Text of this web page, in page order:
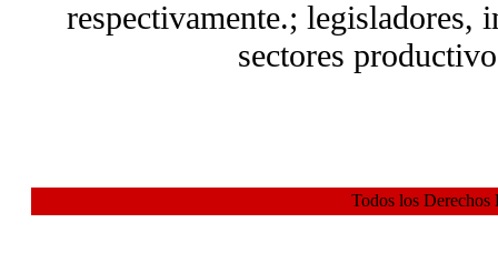
respectivamente.; legisladores,
sectores
Todos los Derechos